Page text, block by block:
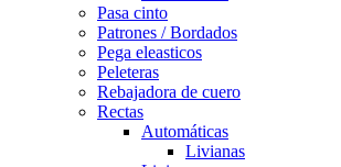
Pasa cinto
Patrones / Bordados
Pega eleasticos
Peleteras
Rebajadora de cuero
Rectas
Automáticas
Livianas